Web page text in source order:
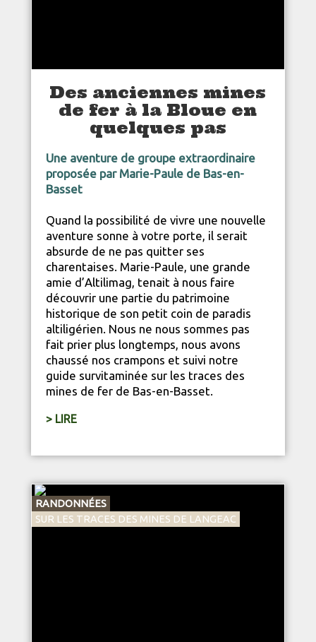
Des anciennes mines
de fer à la Bloue en
quelques pas
Une aventure de groupe extraordinaire
proposée par Marie-Paule de Bas-en-
Basset
Quand la possibilité de vivre une nouvelle
aventure sonne à votre porte, il serait
absurde de ne pas quitter ses
charentaises. Marie-Paule, une grande
amie d’Altilimag, tenait à nous faire
découvrir une partie du patrimoine
historique de son petit coin de paradis
altiligérien. Nous ne nous sommes pas
fait prier plus longtemps, nous avons
chaussé nos crampons et suivi notre
guide survitaminée sur les traces des
mines de fer de Bas-en-Basset.
> LIRE
RANDONNÉES
SUR LES TRACES DES MINES DE LANGEAC